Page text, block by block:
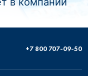
+7 800 707-09-50